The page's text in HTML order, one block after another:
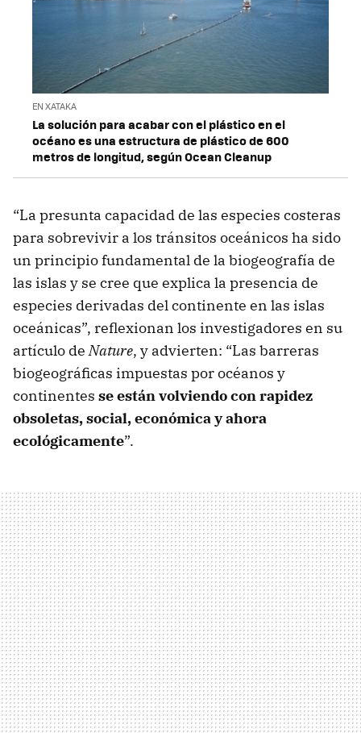
EN XATAKA
La solución para acabar con el plástico en el
océano es una estructura de plástico de 600
metros de longitud, según Ocean Cleanup
“La presunta capacidad de las especies costeras
para sobrevivir a los tránsitos oceánicos ha sido
un principio fundamental de la biogeografía de
las islas y se cree que explica la presencia de
especies derivadas del continente en las islas
oceánicas”, reflexionan los investigadores en su
artículo deNature, y advierten: “Las barreras
biogeográficas impuestas por océanos y
continentes se están volviendo con rapidez
obsoletas, social, económica y ahora
ecológicamente”.